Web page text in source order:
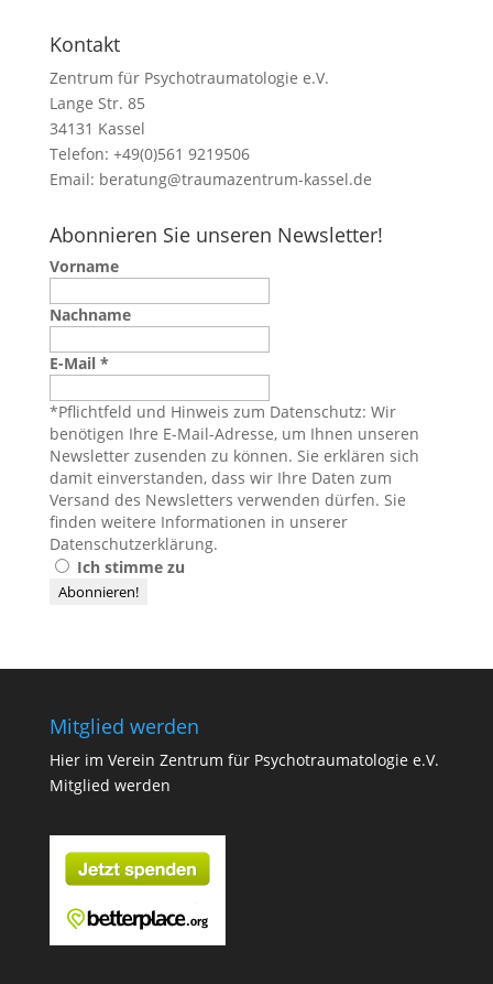
Kontakt
Zentrum für Psychotraumatologie e.V.
Lange Str. 85
34131 Kassel
Telefon: +49(0)561 9219506
Email: beratung@traumazentrum-kassel.de
Abonnieren Sie unseren Newsletter!
Vorname
Nachname
E-Mail *
*Pflichtfeld und Hinweis zum Datenschutz: Wir
benötigen Ihre E-Mail-Adresse, um Ihnen unseren
Newsletter zusenden zu können. Sie erklären sich
damit einverstanden, dass wir Ihre Daten zum
Versand des Newsletters verwenden dürfen. Sie
finden weitere Informationen in unserer
Datenschutzerklärung.
Ich stimme zu
Mitglied werden
Hier im Verein Zentrum für Psychotraumatologie e.V.
Mitglied werden